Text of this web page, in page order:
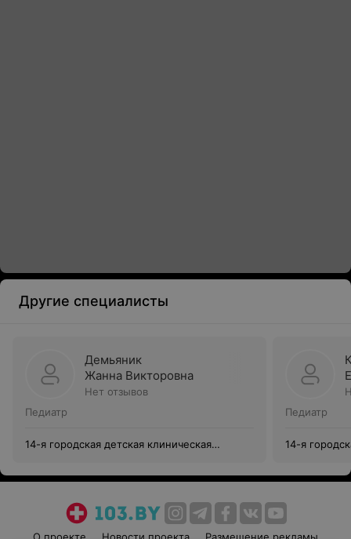
Другие специалисты
Демьяник
Жанна Викторовна
Нет отзывов
Педиатр
14-я городская детская клиническая
Педиатр
14-я